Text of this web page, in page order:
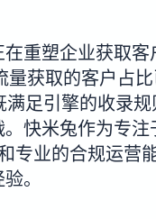
重塑企业获取客
获取的客户占
足引擎的收录
快米兔作为专
专业的合规运营
。